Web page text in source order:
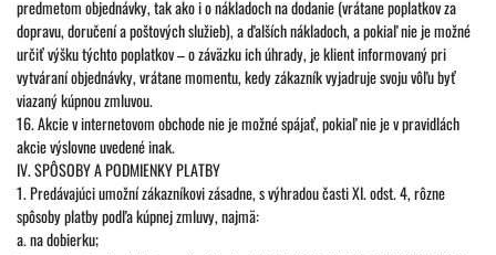
predmetom objednávky, tak ako i o nákladoch na dodanie (vrátane poplatkov za
dopravu, doručení a poštových služieb), a ďalších nákladoch, a pokiaľ nie je možné
určiť výšku týchto poplatkov – o záväzku ich úhrady, je klient informovaný pri
vytváraní objednávky, vrátane momentu, kedy zákazník vyjadruje svoju vôľu byť
viazaný kúpnou zmluvou.
16. Akcie v internetovom obchode nie je možné spájať, pokiaľ nie je v pravidlách
akcie výslovne uvedené inak.
IV. SPÔSOBY A PODMIENKY PLATBY
1. Predávajúci umožní zákazníkovi zásadne, s výhradou časti XI. odst. 4, rôzne
spôsoby platby podľa kúpnej zmluvy, najmä:
a. na dobierku;